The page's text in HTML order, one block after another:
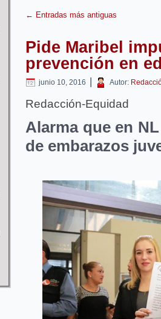
← Entradas más antiguas
Pide Maribel
prevención en
junio 10, 2016 | Autor:
Redacción-Equidad
Alarma que en
de embarazos